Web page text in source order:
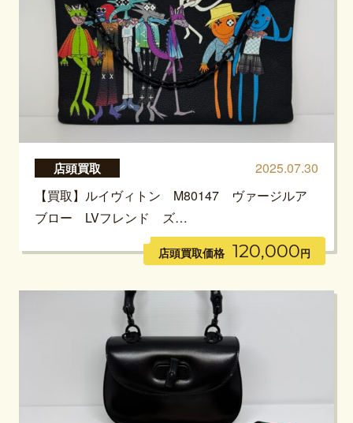
店頭買取
2025.07.30
【買取】ルイヴィトン M80147 ヴァージルア
ブロー LVフレンド ズ…
店頭買取価格 120,000円